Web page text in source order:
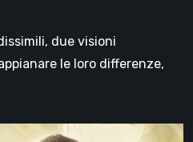
due visioni
le loro differenze,